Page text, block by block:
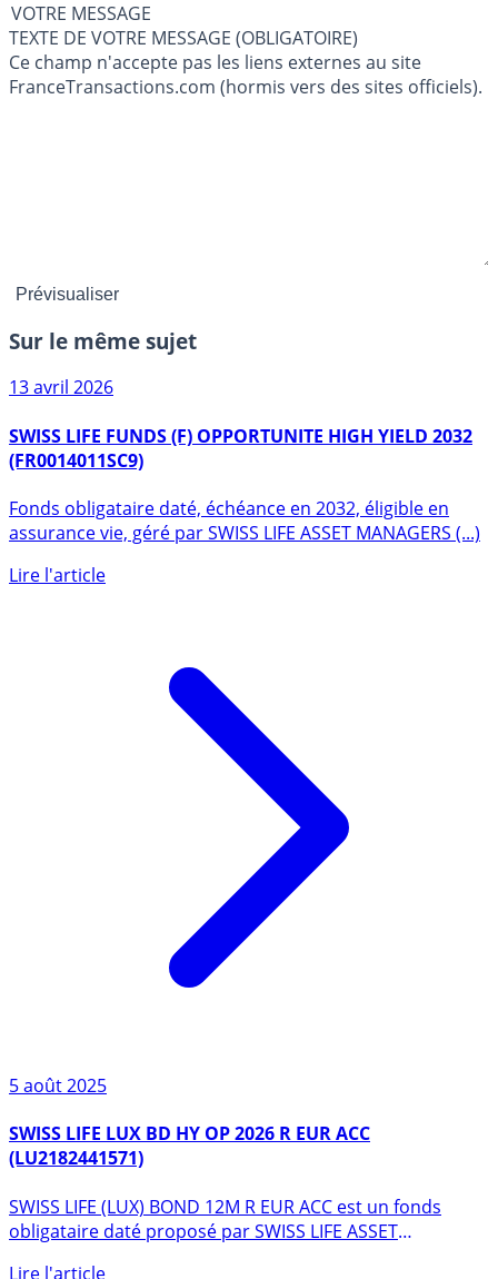
VOTRE MESSAGE
TEXTE DE VOTRE MESSAGE (OBLIGATOIRE)
Ce champ n'accepte pas les liens externes au site
FranceTransactions.com (hormis vers des sites officiels).
Sur le même sujet
13 avril 2026
(FR0014011SC9)
assurance vie, géré par SWISS LIFE ASSET MANAGERS (...)
5 août 2025
(LU2182441571)
SWISS LIFE (LUX) BOND 12M R EUR ACC est un fonds